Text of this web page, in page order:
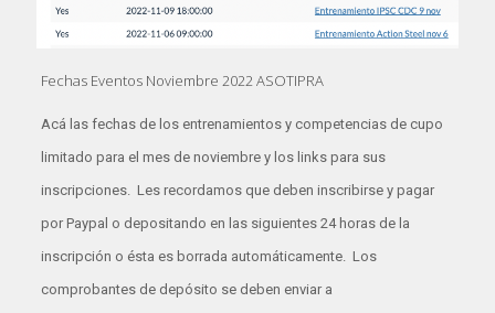
Fechas Eventos Noviembre 2022 ASOTIPRA
Acá las fechas de los entrenamientos y competencias de cupo
limitado para el mes de noviembre y los links para sus
inscripciones. Les recordamos que deben inscribirse y pagar
por Paypal o depositando en las siguientes 24 horas de la
inscripción o ésta es borrada automáticamente. Los
comprobantes de depósito se deben enviar a